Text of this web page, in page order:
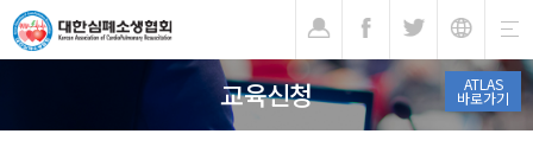
ATLAS
바로가기
교육신청